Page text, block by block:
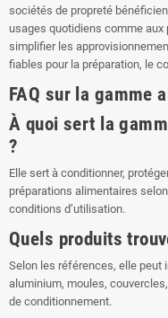
sociétés de propreté
usages quotidiens comme
simplifier les
fiables pour la préparation, le
FAQ sur la gamme
À quoi sert la
?
Elle sert à conditionner,
préparations alimentaires
conditions d’utilisation.
Quels produits
Selon les références, elle peut
aluminium, moules,
de conditionnement.